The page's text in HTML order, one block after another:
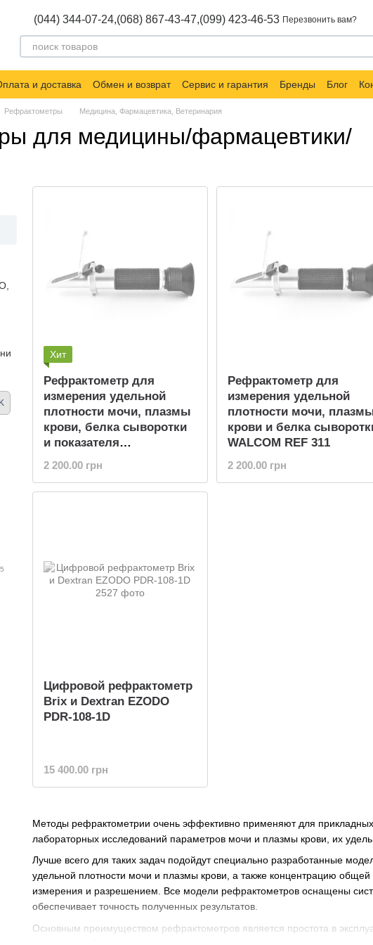
(044) 344-07-24,(068) 867-43-47,(099) 423-46-53 Перезвонить вам?
и доставка Обмен и возврат Сервис и гарантия Бренды Блог
Рефрактометры Медицина, Фармацевтика, Ветеринария
для медицины/фармацевтики/
Методы рефрактометрии очень эффективно применяют для
лабораторных исследований параметров мочи и плазмы крови, их
Лучше всего для таких задач подойдут специально разработанные
удельной плотности мочи и плазмы крови, а также концентрацию
измерения и разрешением. Все модели рефрактометров оснащены
обеспечивает точность полученных результатов.
Основным преимуществом рефрактометров является простота в
Хит
Рефрактометр для
измерения удельной
плотности мочи, плазмы
крови, белка сыворотки
и показателя
преломления WALCOM
REF 312
2 200.00 грн
Рефрактометр для
измерения удельной
плотности мочи,
крови и белка
WALCOM REF 311
2 200.00 грн
Цифровой рефрактометр
Brix и Dextran EZODO
PDR-108-1D
15 400.00 грн
5